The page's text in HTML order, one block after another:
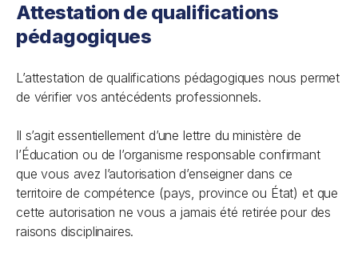
Attestation de qualifications
pédagogiques
L’attestation de qualifications pédagogiques nous permet
de vérifier vos antécédents professionnels.
Il s’agit essentiellement d’une lettre du ministère de
l’Éducation ou de l’organisme responsable confirmant
que vous avez l’autorisation d’enseigner dans ce
territoire de compétence (pays, province ou État) et que
cette autorisation ne vous a jamais été retirée pour des
raisons disciplinaires.